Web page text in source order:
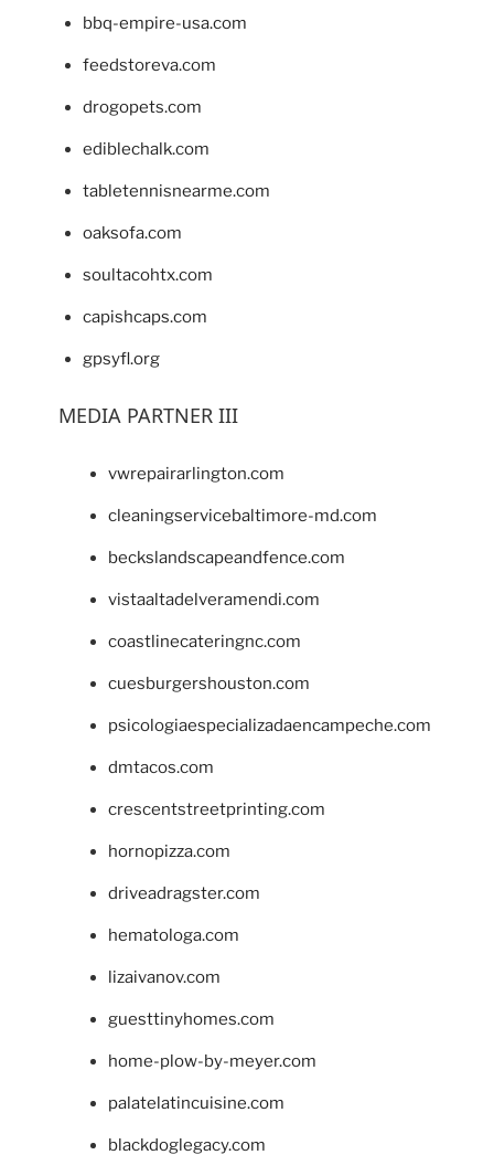
bbq-empire-usa.com
feedstoreva.com
drogopets.com
ediblechalk.com
tabletennisnearme.com
oaksofa.com
soultacohtx.com
capishcaps.com
gpsyfl.org
MEDIA PARTNER III
vwrepairarlington.com
cleaningservicebaltimore-md.com
beckslandscapeandfence.com
vistaaltadelveramendi.com
coastlinecateringnc.com
cuesburgershouston.com
psicologiaespecializadaencampeche.com
dmtacos.com
crescentstreetprinting.com
hornopizza.com
driveadragster.com
hematologa.com
lizaivanov.com
guesttinyhomes.com
home-plow-by-meyer.com
palatelatincuisine.com
blackdoglegacy.com